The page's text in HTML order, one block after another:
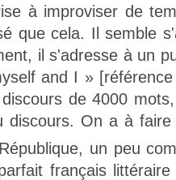
à improviser de
que cela. Il semble
il s'adresse à un
and I »
de 4000
discours. On a à
un peu
français